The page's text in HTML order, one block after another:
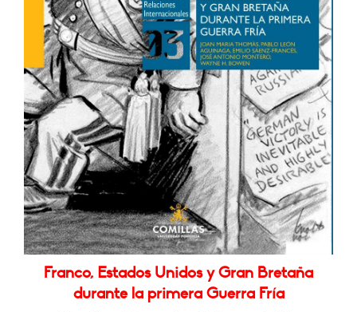
Franco, Estados Unidos y Gran Bretaña
durante la primera Guerra Fría